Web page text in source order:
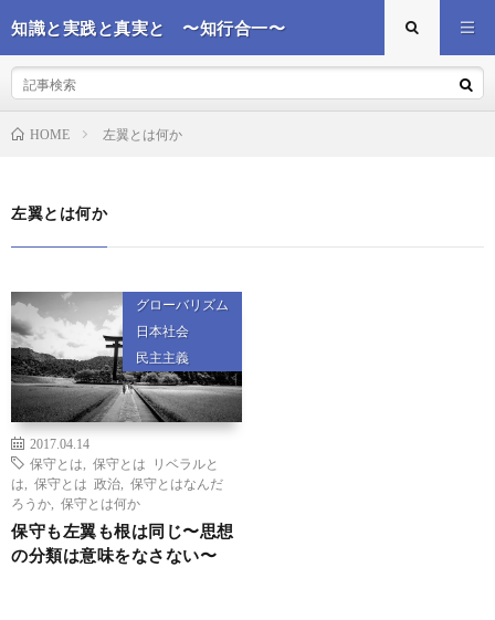
知識と実践と真実と 〜知行合一〜
HOME 左翼とは何か
左翼とは何か
グローバリズム
日本社会
民主主義
2017.04.14
保守とは
保守とは リベラルと
は
保守とは 政治
保守とはなんだ
ろうか
保守とは何か
保守も左翼も根は同じ〜思想
の分類は意味をなさない〜